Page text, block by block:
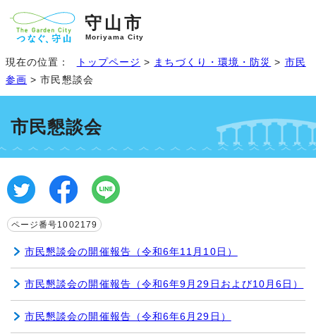
守山市
Moriyama City
現在の位置： トップページ > まちづくり・環境・防災 > 市民
参画 > 市民懇談会
市民懇談会
ページ番号1002179
市民懇談会の開催報告（令和6年11月10日）
市民懇談会の開催報告（令和6年9月29日および10月6日）
市民懇談会の開催報告（令和6年6月29日）